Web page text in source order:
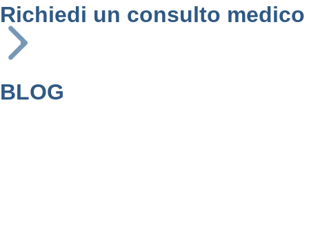
Richiedi un consulto medico
BLOG